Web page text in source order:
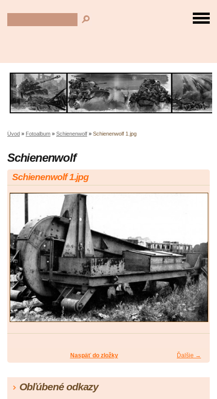
Úvod » Fotoalbum » Schienenwolf » Schienenwolf 1.jpg
Schienenwolf
Schienenwolf 1.jpg
Ďalšie →
Naspäť do zložky
Obľúbené odkazy